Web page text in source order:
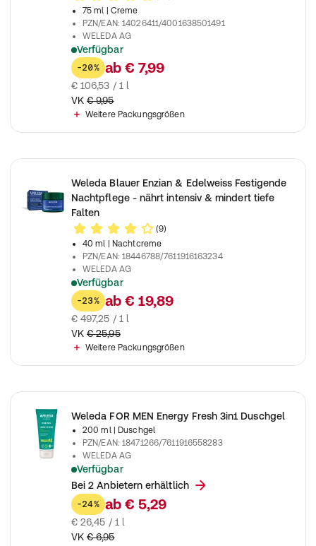
75 ml
| Creme
PZN/EAN:14026411/4001638501491
WELEDA AG
Verfügbar
Intensive Naturkosmetik Feuchtigkeitspflege für Gesicht &
-20% ab € 7,99
€ 106,53 / 1 l
VK € 9,95
Weitere Packungsgrößen
Weleda Blauer Enzian & Edelweiss Festigende
Nachtpflege - nährt intensiv & mindert tiefe
Falten
(9)
40 ml
| Nachtcreme
PZN/EAN:18446788/7611916163234
WELEDA AG
Verfügbar
Natural Anti Aging Naturkosmetik Nachtcreme reduziert tiefe
-23% ab € 19,89
€ 497,25 / 1 l
VK € 25,95
Weitere Packungsgrößen
Weleda FOR MEN Energy Fresh 3in1 Duschgel
200 ml
| Duschgel
PZN/EAN:18471266/7611916558283
WELEDA AG
Verfügbar
Reinigt Gesicht, Körper und Haare mit zitrisch spritzigem Duft
Bei 2 Anbietern erhältlich
-24% ab € 5,29
€ 26,45 / 1 l
VK € 6,95